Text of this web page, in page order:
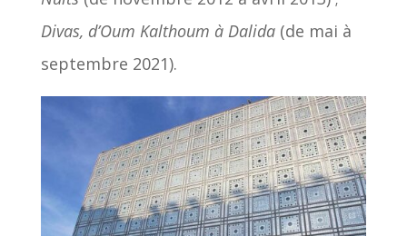
Divas, d’Oum Kalthoum à Dalida(de mai à
septembre 2021).